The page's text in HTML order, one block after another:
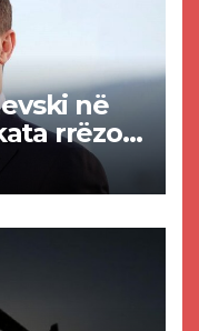
në
rrëzon
e
së